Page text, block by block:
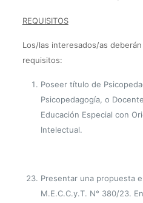
REQUISITOS
Los/las interesados/as
requisitos:
Poseer título de
Psicopedagogía, o
Educación Especial con
Intelectual.
Presentar una propuesta
M.E.C.C.y.T. N° 380/23.